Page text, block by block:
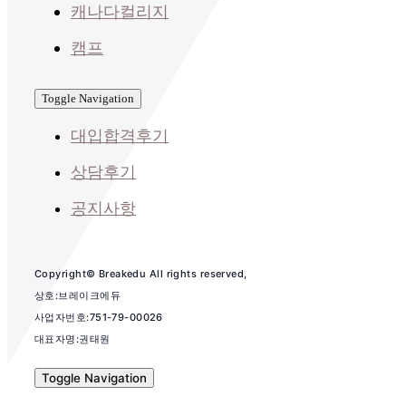
캐나다컬리지
캠프
Toggle Navigation
대입합격후기
상담후기
공지사항
Copyright© Breakedu All rights reserved,
상호:브레이크에듀
사업자번호:751-79-00026
대표자명:권태원
Toggle Navigation